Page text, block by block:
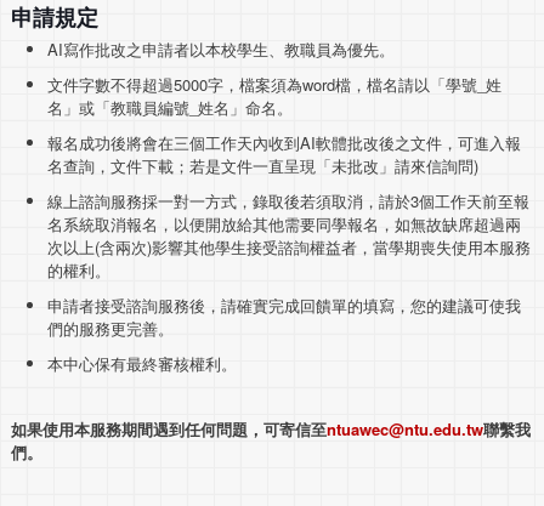
申請規定
AI寫作批改之申請者以本校學生、教職員為優先。
文件字數不得超過5000字，檔案須為word檔，檔名請以「學號_姓
名」或「教職員編號_姓名」命名。
報名成功後將會在三個工作天內收到AI軟體批改後之文件，可進入報
名查詢，文件下載；若是文件一直呈現「未批改」請來信詢問)
線上諮詢服務採一對一方式，錄取後若須取消，請於3個工作天前至報
名系統取消報名，以便開放給其他需要同學報名，如無故缺席超過兩
次以上(含兩次)影響其他學生接受諮詢權益者，當學期喪失使用本服務
的權利。
申請者接受諮詢服務後，請確實完成回饋單的填寫，您的建議可使我
們的服務更完善。
本中心保有最終審核權利。
如果使用本服務期間遇到任何問題，可寄信至ntuawec@ntu.edu.tw聯繫我
們。